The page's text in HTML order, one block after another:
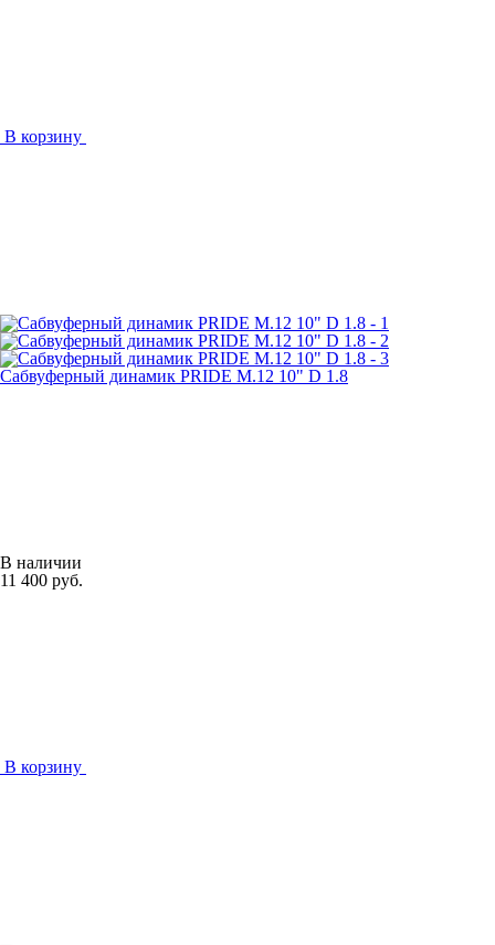
В корзину
Сабвуферный динамик PRIDE M.12 10" D 1.8
В наличии
11 400 руб.
В корзину